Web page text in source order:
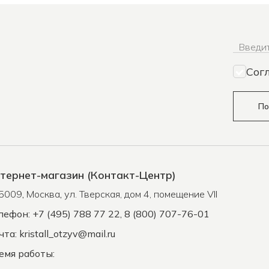
магазин (Контакт-Центр)
, Москва, ул. Тверская, дом 4, помещение VII
+7 (495) 788 77 22, 8 (800) 707-76-01
kristall_otzyv@mail.ru
работы: